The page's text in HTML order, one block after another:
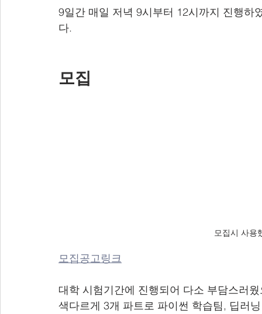
9일간 매일 저녁 9시부터 12시까지 진행하
다.
모집
모집시 사용
모집공고링크
대학 시험기간에 진행되어 다소 부담스러
색다르게 3개 파트로 파이썬 학습팀, 딥러